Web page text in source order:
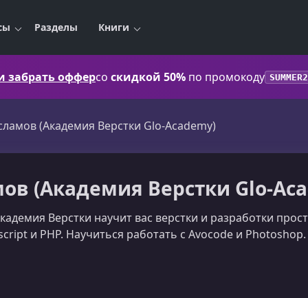
Разделы Книги
забрать офферсо скидкой 50% по промокоду
(Академия Верстки Glo-Academy)
(Академия Верстки Glo-
Верстки научит вас верстки и разработки
и PHP. Научиться работать с Avocode и